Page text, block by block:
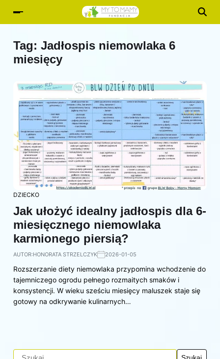
Tag: Jadłospis niemowlaka 6
miesięcy
DZIECKO
Jak ułożyć idealny jadłospis dla 6-
miesięcznego niemowlaka
karmionego piersią?
AUTOR:HONORATA STRZELCZYK 2026-01-05
Rozszerzanie diety niemowlaka przypomina wchodzenie do
tajemniczego ogrodu pełnego rozmaitych smaków i
konsystencji. W wieku sześciu miesięcy maluszek staje się
gotowy na odkrywanie kulinarnych…